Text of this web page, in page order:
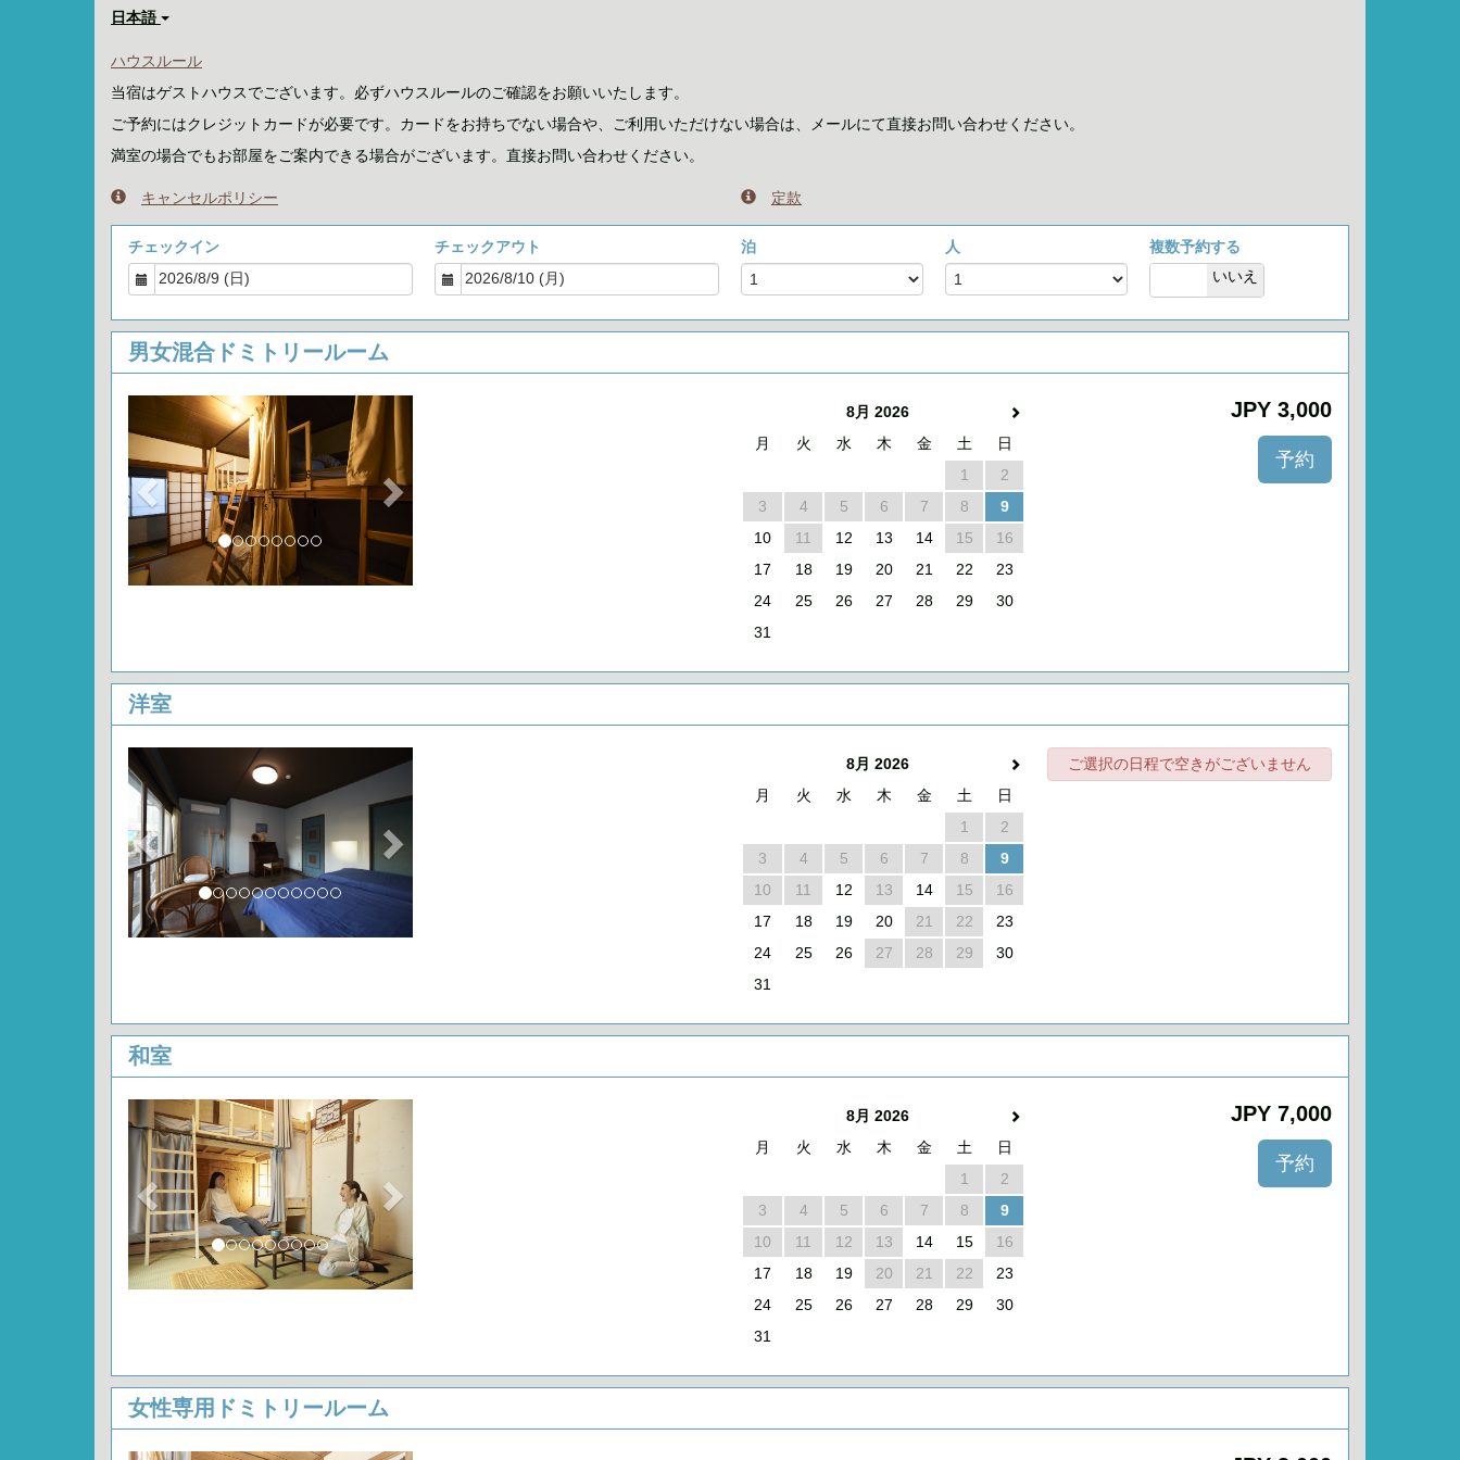
日本語
ハウスルール
当宿はゲストハウスでございます。必ずハウスルールのご確認をお願いいたします。
ご予約にはクレジットカードが必要です。カードをお持ちでない場合や、ご利用いただけない場合は、メールにて直接お問い合わせください。
満室の場合でもお部屋をご案内できる場合がございます。直接お問い合わせください。
キャンセルポリシー 定款
チェックイン チェックアウト 泊 人
複数予約する
はい
いいえ
男女混合ドミトリールーム
Previous
8月 2026
月
火 水 木 金 土
日
1
2
3
4 5 6 7 8
9
10
11 12 13 14 15
16
17
18 19 20 21 22
23
24
25 26 27 28 29
30
31
JPY 3,000
洋室
Next
8月 2026
月
火 水 木 金 土
日
1
2
3
4 5 6 7 8
9
10
11 12 13 14 15
16
17
18 19 20 21 22
23
24
25 26 27 28 29
30
31
ご選択の日程で空きがございません
和室
Previous
8月 2026
月
火 水 木 金 土
日
1
2
3
4 5 6 7 8
9
10
11 12 13 14 15
16
17
18 19 20 21 22
23
24
25 26 27 28 29
30
31
JPY 7,000
女性専用ドミトリールーム